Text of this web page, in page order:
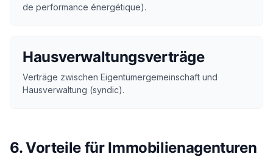
de performance énergétique).
Hausverwaltungsverträge
Verträge zwischen Eigentümergemeinschaft und
Hausverwaltung (syndic).
6. Vorteile für Immobilienagenturen